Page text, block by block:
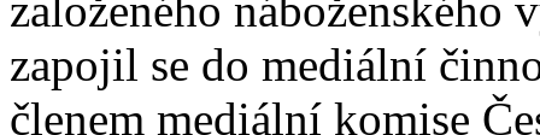
zapojil se do mediální
členem mediální komise